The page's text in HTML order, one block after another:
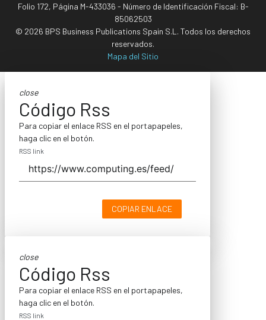
Folio 172, Página M-433036 - Número de Identificación Fiscal: B-
85062503
© 2026 BPS Business Publications Spain S.L. Todos los derechos
reservados.
Mapa del Sitio
close
Código Rss
Para copiar el enlace RSS en el portapapeles,
haga clic en el botón.
RSS link
COPIAR ENLACE
close
Código Rss
Para copiar el enlace RSS en el portapapeles,
haga clic en el botón.
RSS link